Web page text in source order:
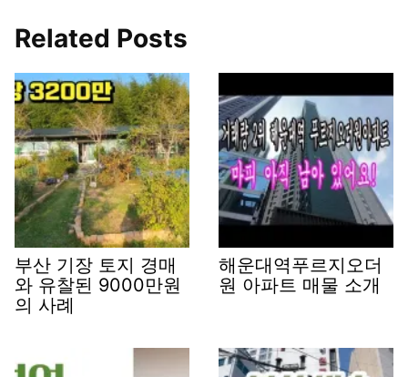
Related Posts
부산 기장 토지 경매
와 유찰된 9000만원
의 사례
해운대역푸르지오더
원 아파트 매물 소개